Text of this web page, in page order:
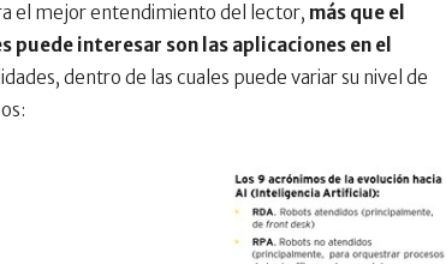
el mejor entendimiento del lector, más que el
puede interesar son las aplicaciones en el
dentro de las cuales puede variar su nivel de